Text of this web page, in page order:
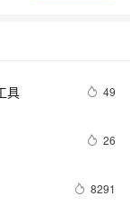
具 49
26
8291